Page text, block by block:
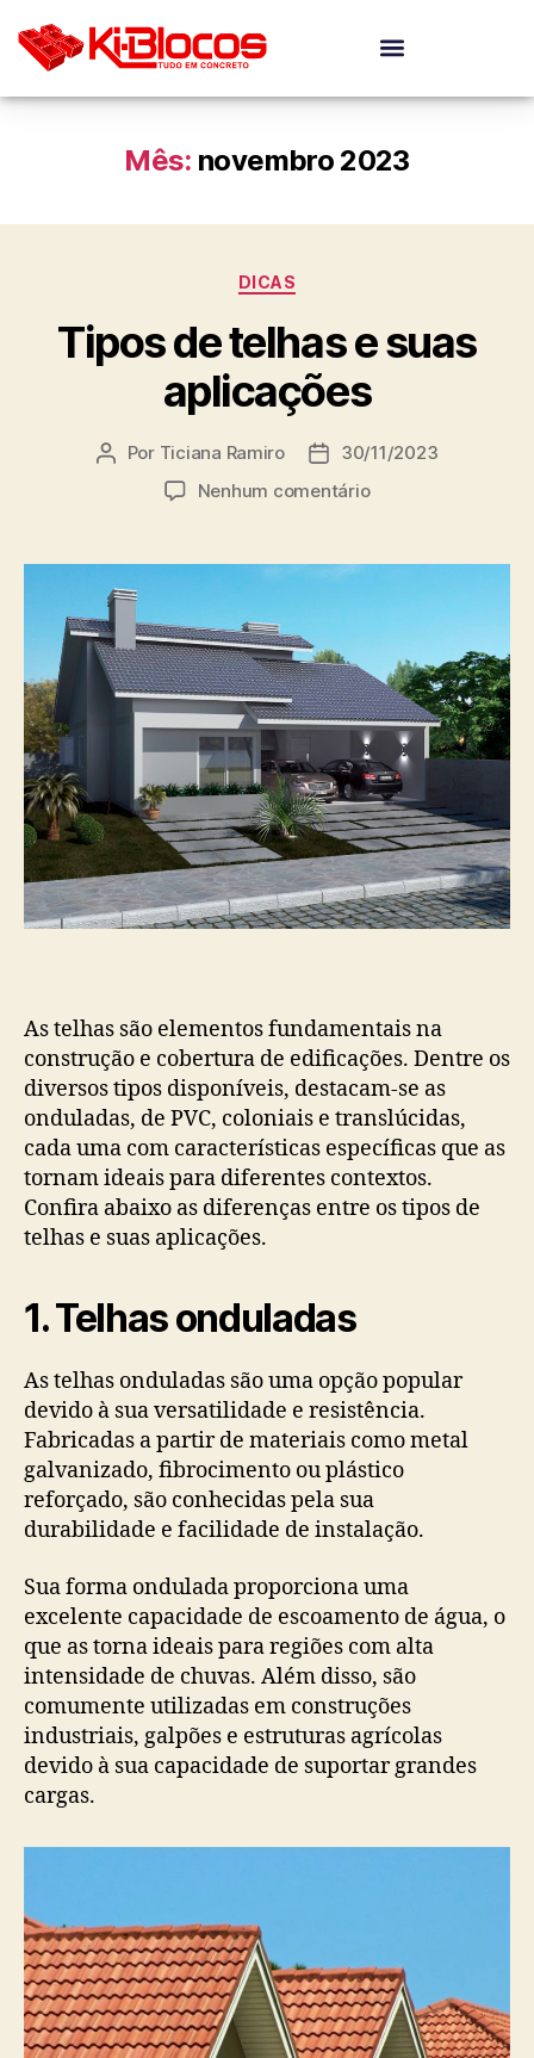
Mês: novembro 2023
DICAS
Tipos de telhas e suas
aplicações
Por Ticiana Ramiro
30/11/2023
Nenhum comentário
As telhas são elementos fundamentais na
construção e cobertura de edificações. Dentre os
diversos tipos disponíveis, destacam-se as
onduladas, de PVC, coloniais e translúcidas,
cada uma com características específicas que as
tornam ideais para diferentes contextos.
Confira abaixo as diferenças entre os tipos de
telhas e suas aplicações.
1. Telhas onduladas
As telhas onduladas são uma opção popular
devido à sua versatilidade e resistência.
Fabricadas a partir de materiais como metal
galvanizado, fibrocimento ou plástico
reforçado, são conhecidas pela sua
durabilidade e facilidade de instalação.
Sua forma ondulada proporciona uma
excelente capacidade de escoamento de água, o
que as torna ideais para regiões com alta
intensidade de chuvas. Além disso, são
comumente utilizadas em construções
industriais, galpões e estruturas agrícolas
devido à sua capacidade de suportar grandes
cargas.